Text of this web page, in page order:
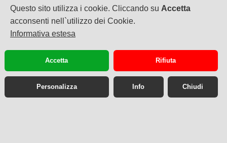
Questo sito utilizza i cookie. Cliccando su Accetta
acconsenti nell`utilizzo dei Cookie.
Informativa estesa
Accetta Rifiuta
Personalizza Info Chiudi
Corso Milano, 83
37138 Verona
info@blackbrain.it
TEL. +39 045 575888
P.Iva 03992340236